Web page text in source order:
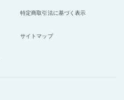
特定商取引法に基づく表示
サイトマップ